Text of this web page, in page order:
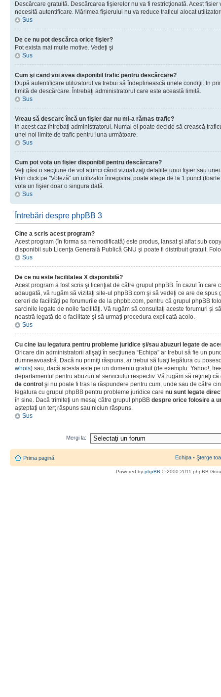
Descărcare gratuită. Descărcarea fişierelor nu va fi restricţionată. Acest
necesită autentificare. Mărimea fişierului nu va reduce traficul alocat
Sus
De ce nu pot descărca orice fişier?
Pot exista mai multe motive. Vedeţi şi
Sus
Cum şi cand voi avea disponibil trafic pentru descărcare?
După autentificare utilizatorul va trebui să îndeplinească unele condiţii. In
limită de descărcare. Întrebaţi administratorul care este această limită.
Sus
Vreau să descarc încă un fişier dar nu mi-a rămas trafic?
In acest caz întrebaţi administratorul. Numai el poate decide să crească
unei noi limite de trafic pentru luna următoare.
Sus
Cum pot vota un fişier disponibil pentru descărcare?
Veţi găsi o secţiune de vot atunci când vizualizaţi detaliile unui fişier sau
Prin click pe "Voteză" un utilizator înregistrat poate alege de la 1 punct
vota un fişier doar o singura dată.
Sus
Întrebări despre phpBB 3
Cine a scris acest program?
Acest program (în forma sa nemodificată) este produs, lansat şi aflat sub
disponibil sub Licenţa Generală Publică GNU şi poate fi distribuit gratuit.
Sus
De ce nu este facilitatea X disponibilă?
Acest program a fost scris şi licenţiat de către grupul phpBB. În cazul în care
adaugată, vă rugăm să vizitaţi site-ul phpBB.com şi să vedeţi ce are de
cereri de facilităţi pe forumurile de la phpbb.com, pentru că grupul phpBB
sarcinile legate de noile facilităţi. Vă rugăm să consultaţi aceste forumuri şi
noastră legată de o facilitate şi să urmaţi procedura explicată acolo.
Sus
Cu cine iau legatura pentru probleme juridice şi/sau abuzuri legate de
Oricare din administratorii afişaţi în secţiunea “Echipa” ar trebui să fie un
dumneavoastră. Dacă nu primiţi răspuns, ar trebui să luaţi legătura cu
whois) sau, dacă acesta este pe un domeniu gratuit (de exemplu: Yahoo!,
departamentul pentru abuzuri al serviciului respectiv. Vă rugăm să reţineţi
de control şi nu poate fi tras la răspundere pentru cum, unde sau de către
legatura cu grupul phpBB pentru probleme juridice care nu sunt legate
în sine. Dacă trimiteţi un mesaj către grupul phpBB despre orice folosire a
aşteptaţi un terţ răspuns sau niciun răspuns.
Sus
Mergi la:
Prima pagină Echipa • Şterge
Powered by phpBB © 2000-2011 phpBB